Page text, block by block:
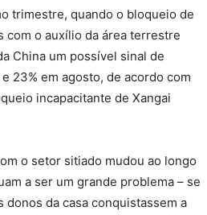
trimestre, quando o bloqueio de
com o auxílio da área terrestre
China um possível sinal de
23% em agosto, de acordo com
incapacitante de Xangai
o setor sitiado mudou ao longo
a ser um grande problema – se
da casa conquistassem a